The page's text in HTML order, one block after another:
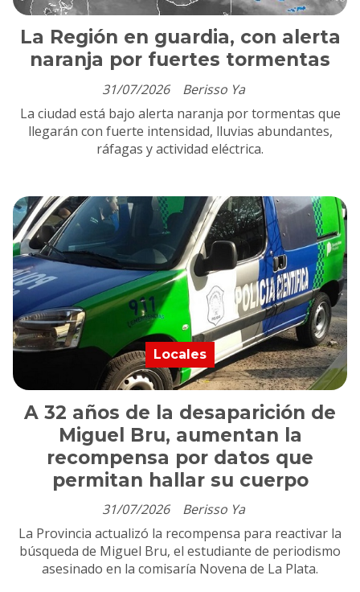
La Región en guardia, con alerta
naranja por fuertes tormentas
Berisso Ya
31/07/2026
La ciudad está bajo alerta naranja por tormentas que
llegarán con fuerte intensidad, lluvias abundantes,
ráfagas y actividad eléctrica.
A 32 años de la desaparición de
Miguel Bru, aumentan la
recompensa por datos que
permitan hallar su cuerpo
Berisso Ya
Locales
31/07/2026
La Provincia actualizó la recompensa para reactivar la
búsqueda de Miguel Bru, el estudiante de periodismo
asesinado en la comisaría Novena de La Plata.